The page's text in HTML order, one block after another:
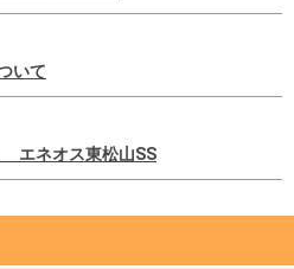
いて
エネオス東松山SS